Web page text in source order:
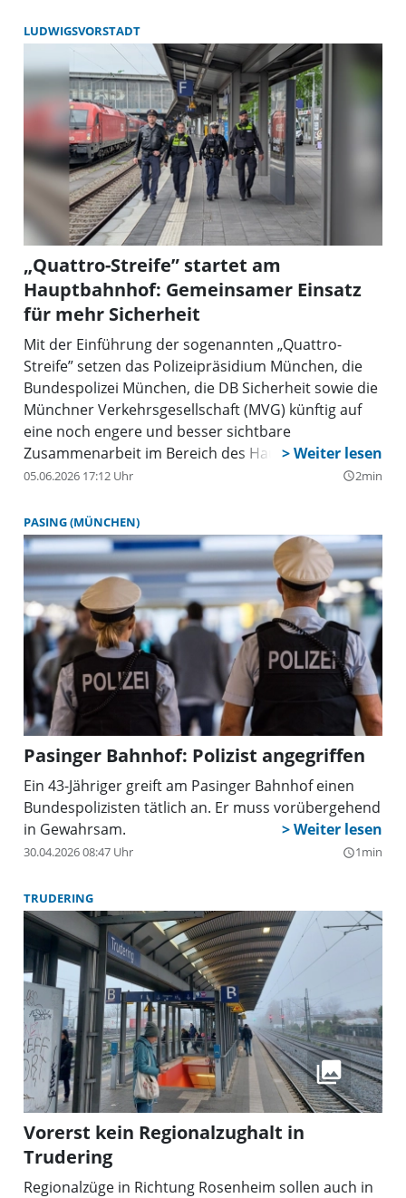
LUDWIGSVORSTADT
„Quattro-Streife” startet am
Hauptbahnhof: Gemeinsamer Einsatz
für mehr Sicherheit
Mit der Einführung der sogenannten „Quattro-
Streife” setzen das Polizeipräsidium München, die
Bundespolizei München, die DB Sicherheit sowie die
Münchner Verkehrsgesellschaft (MVG) künftig auf
eine noch engere und besser sichtbare
Zusammenarbeit im Bereich des Hauptbahnhofes.
München ist damit die erste Stadt in Bayern, in der
umgesetzt wird. Bundesweit sind vergleichbare
„Quattro-Streifen” bereits in mehreren Städten
erfolgreich.
05.06.2026 17:12 Uhr query_builder2min
PASING (MÜNCHEN)
Pasinger Bahnhof: Polizist angegriffen
Ein 43-Jähriger greift am Pasinger Bahnhof einen
Bundespolizisten tätlich an. Er muss vorübergehend
in Gewahrsam.
30.04.2026 08:47 Uhr query_builder1min
TRUDERING
Vorerst kein Regionalzughalt in
Trudering
Regionalzüge in Richtung Rosenheim sollen auch in